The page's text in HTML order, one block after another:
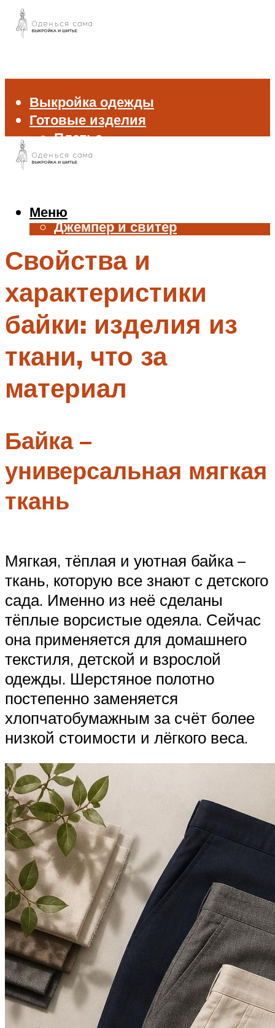
Выкройка одежды
Готовые изделия
Платье
Брюки
Жилет
Джемпер и свитер
Аксессуары
Меню
Меню
Свойства и
характеристики
байки: изделия из
ткани, что за
материал
Байка –
универсальная мягкая
ткань
Мягкая, тёплая и уютная байка –
ткань, которую все знают с детского
сада. Именно из неё сделаны
тёплые ворсистые одеяла. Сейчас
она применяется для домашнего
текстиля, детской и взрослой
одежды. Шерстяное полотно
постепенно заменяется
хлопчатобумажным за счёт более
низкой стоимости и лёгкого веса.